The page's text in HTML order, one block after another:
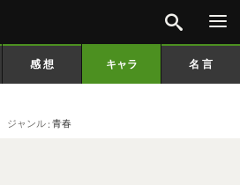
感想 キャラ 名言
ジャンル 青春